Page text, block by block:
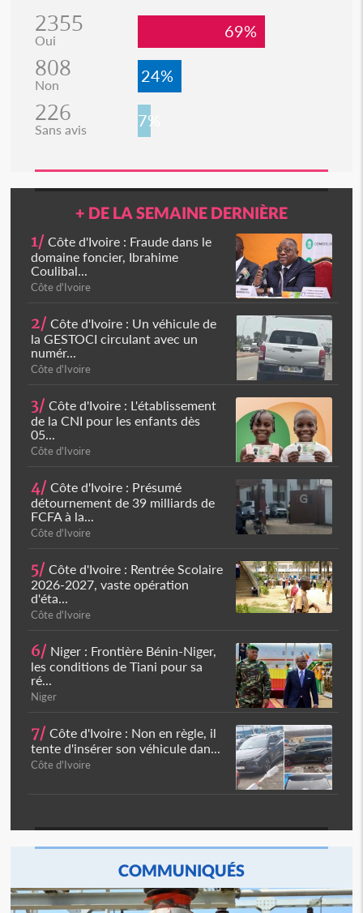
2355
Oui 69%
808
Non 24%
226
Sans avis 7%
+ DE LA SEMAINE DERNIÈRE
1/ Côte d'Ivoire : Fraude dans le
domaine foncier, Ibrahime
Coulibal...
Côte d'Ivoire
2/ Côte d'Ivoire : Un véhicule de
la GESTOCI circulant avec un
numér...
Côte d'Ivoire
3/ Côte d'Ivoire : L'établissement
de la CNI pour les enfants dès
05...
Côte d'Ivoire
4/ Côte d'Ivoire : Présumé
détournement de 39 milliards de
FCFA à la...
Côte d'Ivoire
5/ Côte d'Ivoire : Rentrée Scolaire
2026-2027, vaste opération
d'éta...
Côte d'Ivoire
6/ Niger : Frontière Bénin-Niger,
les conditions de Tiani pour sa
ré...
Niger
7/ Côte d'Ivoire : Non en règle, il
tente d'insérer son véhicule dan...
Côte d'Ivoire
COMMUNIQUÉS